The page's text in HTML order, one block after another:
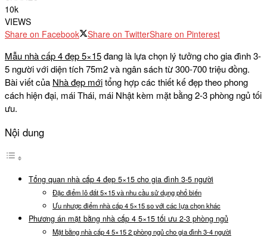
10k
VIEWS
Share on Facebook
Share on TwitterShare on Pinterest
Mẫu nhà cấp 4 đẹp 5×15đang là lựa chọn lý tưởng cho gia đình 3-
5 người với diện tích 75m2 và ngân sách từ 300-700 triệu đồng.
Bài viết của Nhà đẹp mớitổng hợp các thiết kế đẹp theo phong
cách hiện đại, mái Thái, mái Nhật kèm mặt bằng 2-3 phòng ngủ tối
ưu.
Nội dung
Tổng quan nhà cấp 4 đẹp 5×15 cho gia đình 3-5 người
Đặc điểm lô đất 5×15 và nhu cầu sử dụng phổ biến
Ưu nhược điểm nhà cấp 4 5×15 so với các lựa chọn khác
Phương án mặt bằng nhà cấp 4 5×15 tối ưu 2-3 phòng ngủ
Mặt bằng nhà cấp 4 5×15 2 phòng ngủ cho gia đình 3-4 người